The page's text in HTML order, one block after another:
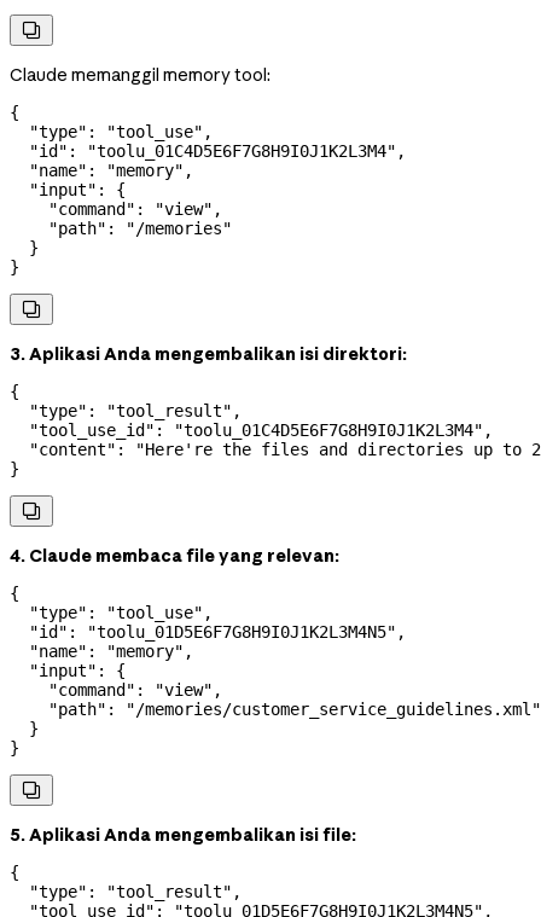

Claude memanggil memory tool:
{
  "type"
: "tool_use" ,
  "id"
: "toolu_01C4D5E6F7G8H9I0J1K2L3M4" ,
  "name"
: "memory" ,
  "input"
: {
    "command"
: "view" ,
    "path"
:
"/memories"
  }
}

3. Aplikasi Anda mengembalikan isi direktori:
{
  "type"
: "tool_result" ,
  "tool_use_id"
: "toolu_01C4D5E6F7G8H9I0J1K2L3M4" ,
  "content"
:
"Here're the files and directories up to 2
}

4. Claude membaca file yang relevan:
{
  "type"
: "tool_use" ,
  "id"
: "toolu_01D5E6F7G8H9I0J1K2L3M4N5" ,
  "name"
: "memory" ,
  "input"
: {
    "command"
: "view" ,
    "path"
:
"/memories/customer_service_guidelines.xml"
  }
}

5. Aplikasi Anda mengembalikan isi file:
{
  "type"
: "tool_result" ,
  "tool_use_id"
: "toolu_01D5E6F7G8H9I0J1K2L3M4N5" ,